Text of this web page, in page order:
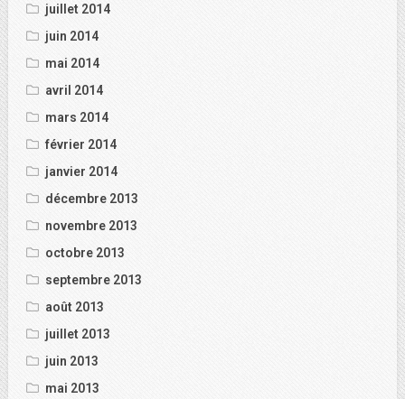
juillet 2014
juin 2014
mai 2014
avril 2014
mars 2014
février 2014
janvier 2014
décembre 2013
novembre 2013
octobre 2013
septembre 2013
août 2013
juillet 2013
juin 2013
mai 2013